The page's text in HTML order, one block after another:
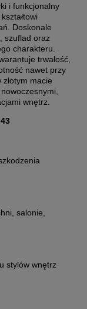
i funkcjonalny
Doskonale
szuflad oraz
charakteru.
trwałość,
nawet przy
macie
wnętrz.
salonie,
stylów wnętrz